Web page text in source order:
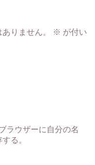
りません。 ※ が付い
ラウザーに自分の名
る。